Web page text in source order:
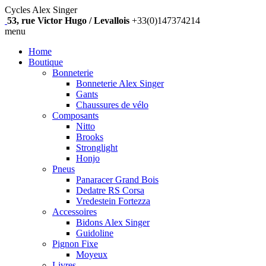
Cycles Alex Singer
53, rue Victor Hugo / Levallois +33(0)147374214
menu
Home
Boutique
Bonneterie
Bonneterie Alex Singer
Gants
Chaussures de vélo
Composants
Nitto
Brooks
Stronglight
Honjo
Pneus
Panaracer Grand Bois
Dedatre RS Corsa
Vredestein Fortezza
Accessoires
Bidons Alex Singer
Guidoline
Pignon Fixe
Moyeux